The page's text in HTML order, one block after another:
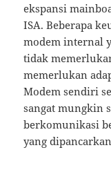
ekspansi
ISA. Beberapa
modem internal
tidak
memerlukan
Modem sendiri
sangat mungkin
berkomunikasi
yang